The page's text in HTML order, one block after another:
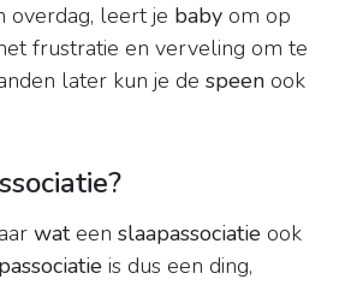
overdag, leert je baby om op
frustratie en verveling om te
later kun je de speen ook
wateen slaapassociatie ook
is dus een ding,